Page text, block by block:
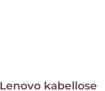
Lenovo kabellose